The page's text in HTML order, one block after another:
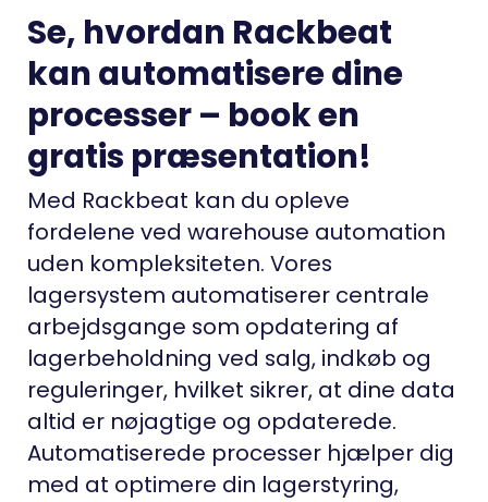
Se, hvordan Rackbeat
kan automatisere dine
processer – book en
gratis præsentation!
Med Rackbeat kan du opleve
fordelene ved warehouse automation
uden kompleksiteten. Vores
lagersystem automatiserer centrale
arbejdsgange som opdatering af
lagerbeholdning ved salg, indkøb og
reguleringer, hvilket sikrer, at dine data
altid er nøjagtige og opdaterede.
Automatiserede processer hjælper dig
med at optimere din lagerstyring,